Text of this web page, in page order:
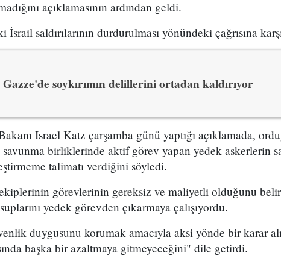
açıklamasının ardından geldi.
saldırılarının durdurulması yönündeki çağrısına karşı
soykırımın delillerini ortadan kaldırıyor
Israel Katz çarşamba günü yaptığı açıklamada,
savunma birliklerinde aktif görev yapan yedek askerlerin
talimatı verdiğini söyledi.
görevlerinin gereksiz ve maliyetli olduğunu
yedek görevden çıkarmaya çalışıyordu.
duygusunu korumak amacıyla aksi yönde bir karar
başka bir azaltmaya gitmeyeceğini" dile getirdi.